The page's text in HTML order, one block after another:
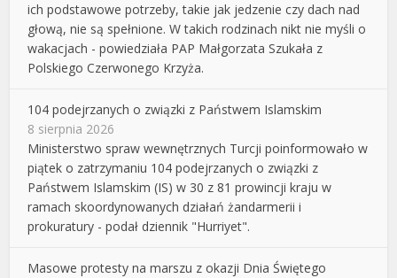
ich podstawowe potrzeby, takie jak jedzenie czy dach nad
głową, nie są spełnione. W takich rodzinach nikt nie myśli o
wakacjach - powiedziała PAP Małgorzata Szukała z
Polskiego Czerwonego Krzyża.
104 podejrzanych o związki z Państwem Islamskim
8 sierpnia 2026
Ministerstwo spraw wewnętrznych Turcji poinformowało w
piątek o zatrzymaniu 104 podejrzanych o związki z
Państwem Islamskim (IS) w 30 z 81 prowincji kraju w
ramach skoordynowanych działań żandarmerii i
prokuratury - podał dziennik "Hurriyet".
Masowe protesty na marszu z okazji Dnia Świętego